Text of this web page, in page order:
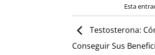
Esta
Testosterona:
Conseguir Sus